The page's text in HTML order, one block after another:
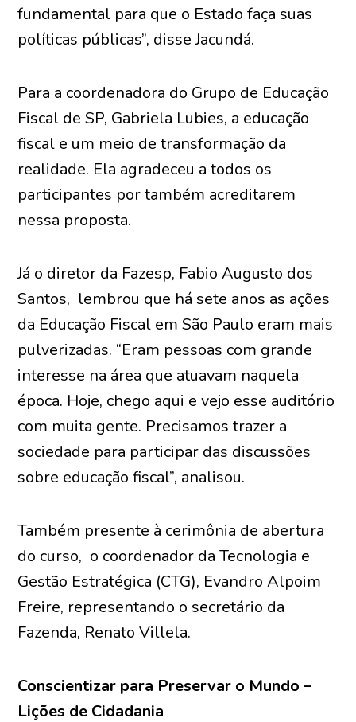
fundamental para que o Estado faça suas
políticas públicas”, disse Jacundá.
Para a coordenadora do Grupo de Educação
Fiscal de SP, Gabriela Lubies, a educação
fiscal e um meio de transformação da
realidade. Ela agradeceu a todos os
participantes por também acreditarem
nessa proposta.
Já o diretor da Fazesp, Fabio Augusto dos
Santos, lembrou que há sete anos as ações
da Educação Fiscal em São Paulo eram mais
pulverizadas. “Eram pessoas com grande
interesse na área que atuavam naquela
época. Hoje, chego aqui e vejo esse auditório
com muita gente. Precisamos trazer a
sociedade para participar das discussões
sobre educação fiscal”, analisou.
Também presente à cerimônia de abertura
do curso, o coordenador da Tecnologia e
Gestão Estratégica (CTG), Evandro Alpoim
Freire, representando o secretário da
Fazenda, Renato Villela.
Conscientizar para Preservar o Mundo –
Lições de Cidadania